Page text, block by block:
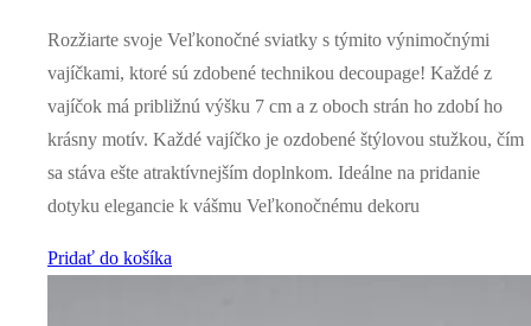
Rozžiarte svoje Veľkonočné sviatky s týmito výnimočnými
vajíčkami, ktoré sú zdobené technikou decoupage! Každé z
vajíčok má približnú výšku 7 cm a z oboch strán ho zdobí ho
krásny motív. Každé vajíčko je ozdobené štýlovou stužkou, čím
sa stáva ešte atraktívnejším doplnkom. Ideálne na pridanie
dotyku elegancie k vášmu Veľkonočnému dekoru
Pridať do košíka